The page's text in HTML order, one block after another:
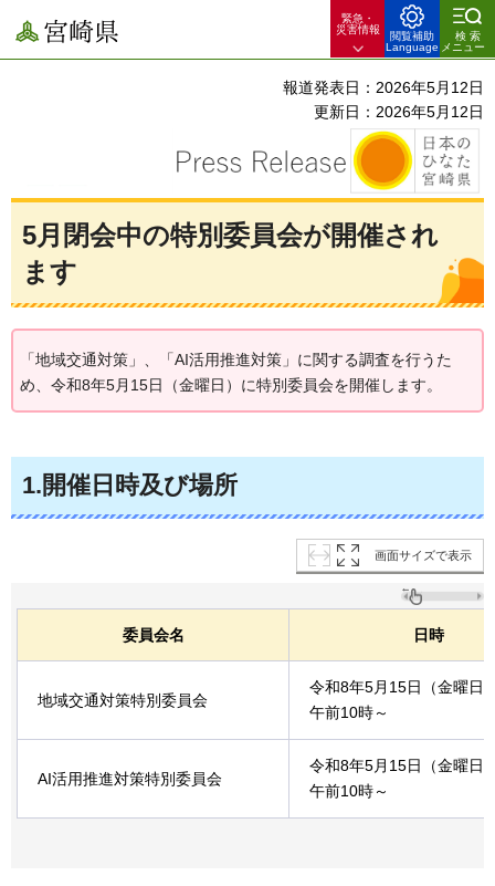
宮崎県
緊急・
災害情報
閲覧補助
Language
検索
メニュー
報道発表日：2026年5月12日
更新日：2026年5月12日
5月閉会中の特別委員会が開催され
ます
「地域交通対策」、「AI活用推進対策」に関する調査を行うた
め、令和8年5月15日（金曜日）に特別委員会を開催します。
1.開催日時及び場所
画面サイズで表示
委員会名 日時
地域交通対策特別委員会
令和8年5月15日（金曜日
午前10時～
AI活用推進対策特別委員会
令和8年5月15日（金曜日
午前10時～